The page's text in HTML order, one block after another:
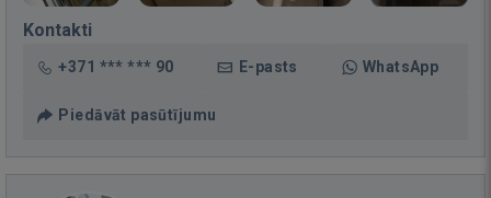
Kontakti
+371 *** *** 90 E-pasts WhatsApp
Piedāvāt pasūtījumu